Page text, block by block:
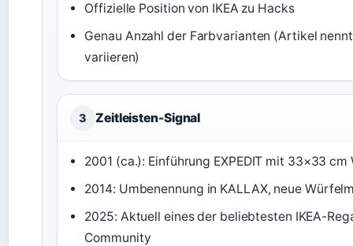
Offizielle Position von IKEA zu Hacks
Genau Anzahl der Farbvarianten (Artikel
variieren)
3 Zeitleisten-Signal
2001 (ca.): Einführung EXPEDIT mit 33×33 cm
2014: Umbenennung in KALLAX, neue
2025: Aktuell eines der beliebtesten IKEA-
Community